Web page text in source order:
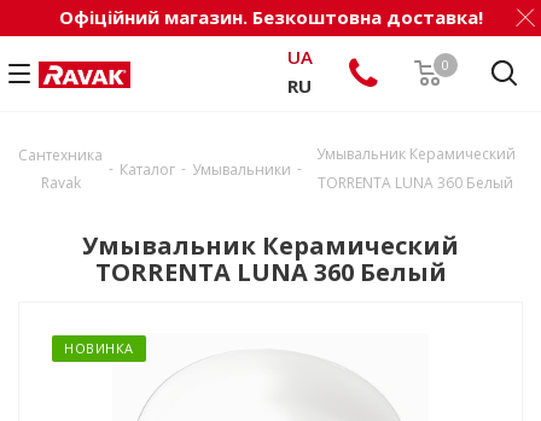
Офіційний магазин. Безкоштовна доставка!
0
UA
RU
Сантехника
Ravak
- Каталог - Умывальники -
Умывальник Керамический
TORRENTA LUNA 360 Белый
Умывальник Керамический
TORRENTA LUNA 360 Белый
НОВИНКА